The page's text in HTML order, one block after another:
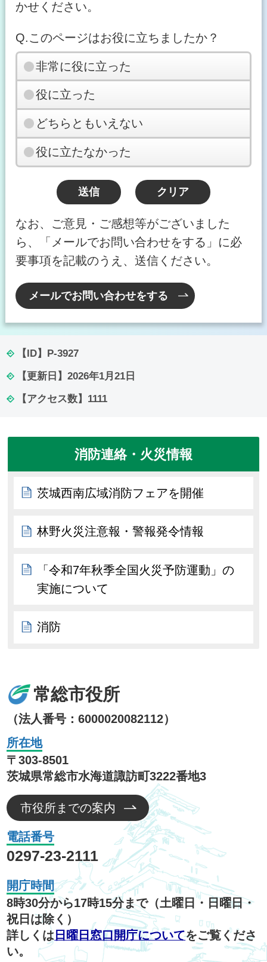
かせください。
Q.このページはお役に立ちましたか？
非常に役に立った
役に立った
どちらともいえない
役に立たなかった
なお、ご意見・ご感想等がございました
ら、「メールでお問い合わせをする」に必
要事項を記載のうえ、送信ください。
メールでお問い合わせをする
【ID】 P-3927
【更新日】 2026年1月21日
【アクセス数】 1111
消防連絡・火災情報
茨城西南広域消防フェアを開催
林野火災注意報・警報発令情報
「令和7年秋季全国火災予防運動」の
実施について
消防
常総市役所
（法人番号：6000020082112）
所在地
〒303-8501
茨城県常総市水海道諏訪町3222番地3
市役所までの案内
電話番号
0297-23-2111
開庁時間
8時30分から17時15分まで（土曜日・日曜日・
祝日は除く）
詳しくは 日曜日窓口開庁についてをご覧くださ
い。